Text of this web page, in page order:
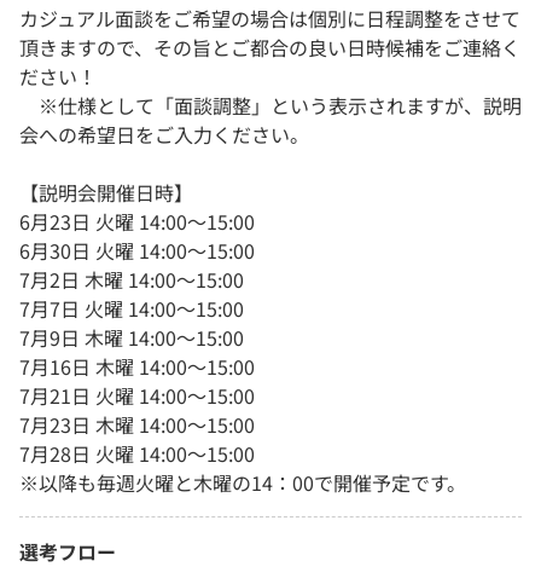
カジュアル面談をご希望の場合は個別に日程調整をさせて
頂きますので、その旨とご都合の良い日時候補をご連絡く
ださい！
※仕様として「面談調整」という表示されますが、説明
会への希望日をご入力ください。
【説明会開催日時】
6月23日 火曜 14:00～15:00
6月30日 火曜 14:00～15:00
7月2日 木曜 14:00～15:00
7月7日 火曜 14:00～15:00
7月9日 木曜 14:00～15:00
7月16日 木曜 14:00～15:00
7月21日 火曜 14:00～15:00
7月23日 木曜 14:00～15:00
7月28日 火曜 14:00～15:00
※以降も毎週火曜と木曜の14：00で開催予定です。
選考フロー